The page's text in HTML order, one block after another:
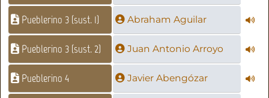
Pueblerino 3 (sust. 1) Abraham Aguilar
Pueblerino 3 (sust. 2) Juan Antonio Arroyo
Pueblerino 4 Javier Abengózar